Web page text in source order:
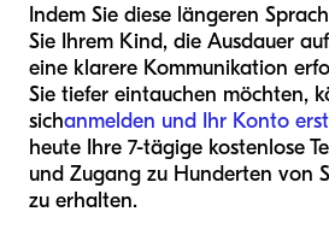
Indem Sie diese längeren
Sie Ihrem Kind, die Ausdauer
eine klarere Kommunikation
Sie tiefer eintauchen möchten,
sichanmelden und Ihr Konto
heute Ihre 7-tägige kostenlose
und Zugang zu Hunderten von
zu erhalten.